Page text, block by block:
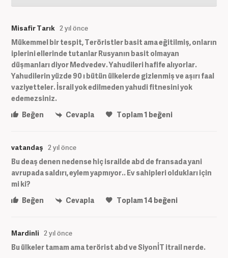
Misafir Tarık 2 yıl önce
Mükemmel bir tespit, Teröristler basit ama eğitilmiş, onların
iplerini ellerinde tutanlar Rusyanın basit olmayan
düşmanları diyor Medvedev. Yahudileri hafife alıyorlar.
Yahudilerin yüzde 90 ı bütün ülkelerde gizlenmiş ve aşırı faal
vaziyetteler. İsrail yok edilmeden yahudi fitnesini yok
edemezsiniz.
Beğen
Cevapla Toplam1 beğeni
vatandaş 2 yıl önce
Bu deaş denen nedense hiç israilde abd de fransada yani
avrupada saldırı, eylem yapmıyor.. Ev sahipleri oldukları için
mi ki?
Beğen
Cevapla Toplam14 beğeni
Mardinli 2 yıl önce
Bu ülkeler tamam ama terörist abd ve SiyonİT itrail nerde.